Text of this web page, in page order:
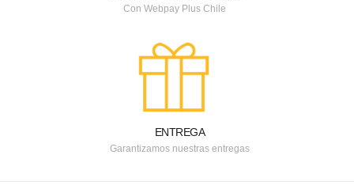
Con Webpay Plus Chile
ENTREGA
Garantizamos nuestras entregas